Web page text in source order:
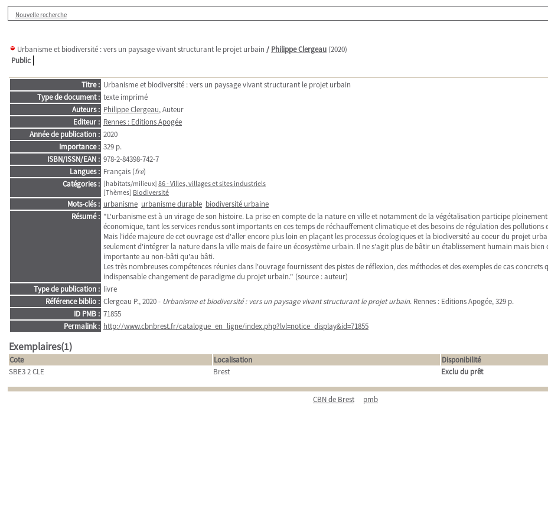
Nouvelle recherche
Urbanisme et biodiversité : vers un paysage vivant structurant le projet urbain / Philippe Clergeau (2020)
Public
Titre : Urbanisme et biodiversité : vers un paysage vivant structurant le projet urbain
Type de document : texte imprimé
Auteurs : Philippe Clergeau, Auteur
Editeur : Rennes : Editions Apogée
Année de publication : 2020
Importance : 329 p.
ISBN/ISSN/EAN : 978-2-84398-742-7
Langues : Français (fre)
Catégories : [habitats/milieux] 86 - Villes, villages et sites industriels
[Thèmes] Biodiversité
Mots-clés : urbanisme urbanisme durable biodiversité urbaine
Résumé : "L'urbanisme est à un virage de son histoire. La prise en compte de la nature en ville et notamment de la végétalisation participe
économique, tant les services rendus sont importants en ces temps de réchauffement climatique et des besoins de régulation des pollutions
Mais l'idée majeure de cet ouvrage est d'aller encore plus loin en plaçant les processus écologiques et la biodiversité au coeur du projet
seulement d'intégrer la nature dans la ville mais de faire un écosystème urbain. Il ne s'agit plus de bâtir un établissement humain mais bien
importante au non-bâti qu'au bâti.
Les très nombreuses compétences réunies dans l'ouvrage fournissent des pistes de réflexion, des méthodes et des exemples de cas
indispensable changement de paradigme du projet urbain." (source : auteur)
Type de publication : livre
Référence biblio : Clergeau P., 2020 - Urbanisme et biodiversité : vers un paysage vivant structurant le projet urbain. Rennes : Editions Apogée, 329 p.
ID PMB : 71855
Permalink : http://www.cbnbrest.fr/catalogue_en_ligne/index.php?lvl=notice_display&id=71855
Exemplaires(1)
Cote Localisation
Disponibilité
SBE3 2 CLE
Brest Exclu du prêt
CBN de Brest pmb